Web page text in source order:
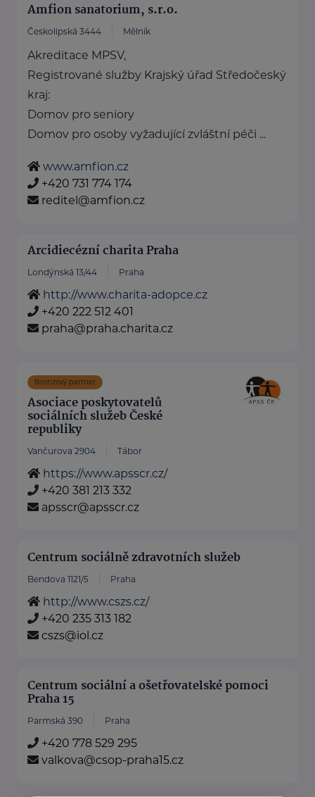
Amfion sanatorium, s.r.o.
Českolipská 3444 Mělník
Akreditace MPSV,
Registrované služby Krajský úřad Středočeský
kraj:
Domov pro seniory
Domov pro osoby vyžadující zvláštní péči ...
www.amfion.cz
+420 731 774 174
reditel@amfion.cz
Arcidiecézní charita Praha
Londýnská 13/44 Praha
http://www.charita-adopce.cz
+420 222 512 401
praha@praha.charita.cz
Bronzový partner
Asociace poskytovatelů
sociálních služeb České
republiky
Vančurova 2904 Tábor
https://www.apsscr.cz/
+420 381 213 332
apsscr@apsscr.cz
Centrum sociálně zdravotních služeb
Bendova 1121/5 Praha
http://www.cszs.cz/
+420 235 313 182
cszs@iol.cz
Centrum sociální a ošetřovatelské pomoci
Praha 15
Parmská 390 Praha
+420 778 529 295
valkova@csop-praha15.cz